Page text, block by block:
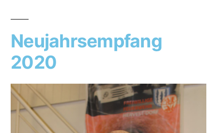
Neujahrsempfang
2020